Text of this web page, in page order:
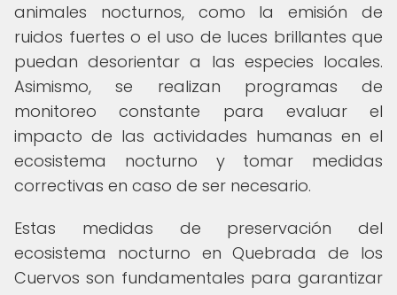
animales nocturnos, como la emisión de
ruidos fuertes o el uso de luces brillantes que
puedan desorientar a las especies locales.
Asimismo, se realizan programas de
monitoreo constante para evaluar el
impacto de las actividades humanas en el
ecosistema nocturno y tomar medidas
correctivas en caso de ser necesario.
Estas medidas de preservación del
ecosistema nocturno en Quebrada de los
Cuervos son fundamentales para garantizar